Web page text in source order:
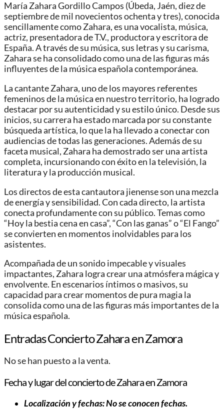
María Zahara Gordillo Campos (Úbeda, Jaén, diez de
septiembre de mil novecientos ochenta y tres), conocida
sencillamente como Zahara, es una vocalista, música,
actriz, presentadora de T.V., productora y escritora de
España. A través de su música, sus letras y su carisma,
Zahara se ha consolidado como una de las figuras más
influyentes de la música española contemporánea.
La cantante Zahara, uno de los mayores referentes
femeninos de la música en nuestro territorio, ha logrado
destacar por su autenticidad y su estilo único. Desde sus
inicios, su carrera ha estado marcada por su constante
búsqueda artística, lo que la ha llevado a conectar con
audiencias de todas las generaciones. Además de su
faceta musical, Zahara ha demostrado ser una artista
completa, incursionando con éxito en la televisión, la
literatura y la producción musical.
Los directos de esta cantautora jienense son una mezcla
de energía y sensibilidad. Con cada directo, la artista
conecta profundamente con su público. Temas como
“Hoy la bestia cena en casa”, “Con las ganas” o “El Fango”
se convierten en momentos inolvidables para los
asistentes.
Acompañada de un sonido impecable y visuales
impactantes, Zahara logra crear una atmósfera mágica y
envolvente. En escenarios íntimos o masivos, su
capacidad para crear momentos de pura magia la
consolida como una de las figuras más importantes de la
música española.
Entradas Concierto Zahara en Zamora
No se han puesto a la venta.
Fecha y lugar del concierto de Zahara en Zamora
Localización y fechas: No se conocen fechas.